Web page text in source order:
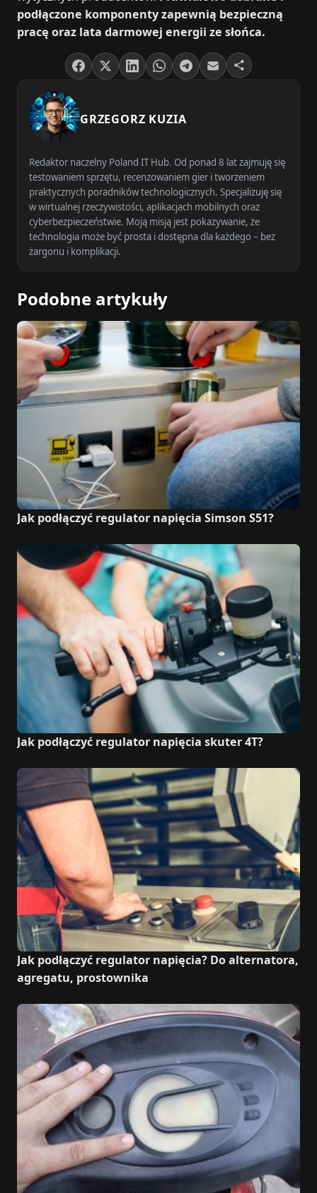
podłączone komponenty zapewnią bezpieczną
pracę oraz lata darmowej energii ze słońca.
GRZEGORZ KUZIA
Redaktor naczelny Poland IT Hub. Od ponad 8 lat zajmuję się
testowaniem sprzętu, recenzowaniem gier i tworzeniem
praktycznych poradników technologicznych. Specjalizuję się
w wirtualnej rzeczywistości, aplikacjach mobilnych oraz
cyberbezpieczeństwie. Moją misją jest pokazywanie, że
technologia może być prosta i dostępna dla każdego – bez
żargonu i komplikacji.
Podobne artykuły
Jak podłączyć regulator napięcia Simson S51?
Jak podłączyć regulator napięcia skuter 4T?
Jak podłączyć regulator napięcia? Do alternatora,
agregatu, prostownika